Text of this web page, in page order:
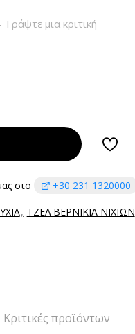
Γράψτε μια κριτική
στο
+30 231 1320000
ΤΖΕΛ ΒΕΡΝΙΚΙΑ ΝΙΧΙΩΝ
Κριτικές προϊόντων